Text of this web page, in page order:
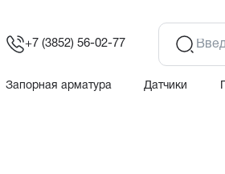
+7 (3852) 56-02-77
Запорная арматура Датчики